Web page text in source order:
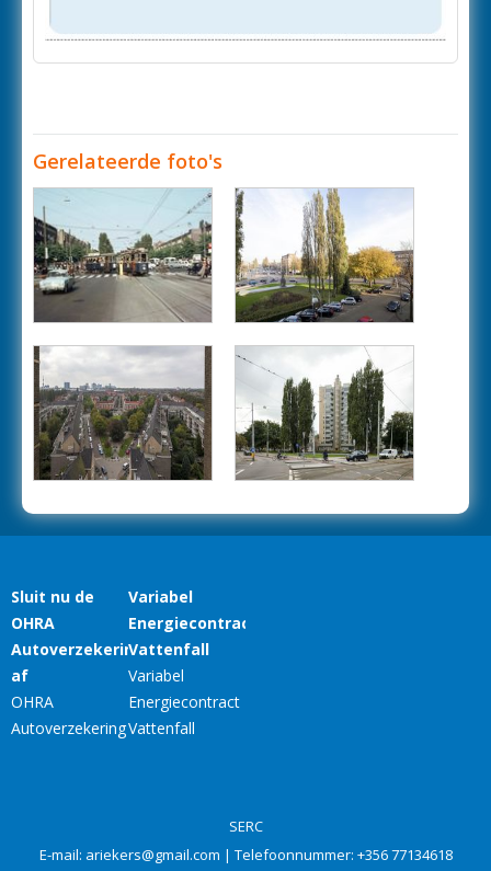
Gerelateerde foto's
SERC
E-mail: ariekers@gmail.com | Telefoonnummer: +356 77134618